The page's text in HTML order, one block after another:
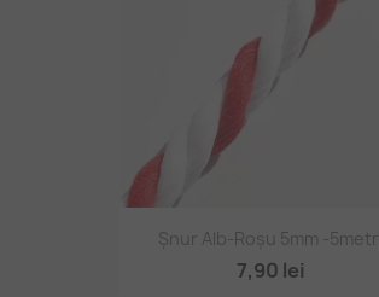
Șnur Alb-Roșu 5mm -5metri
7,90 lei